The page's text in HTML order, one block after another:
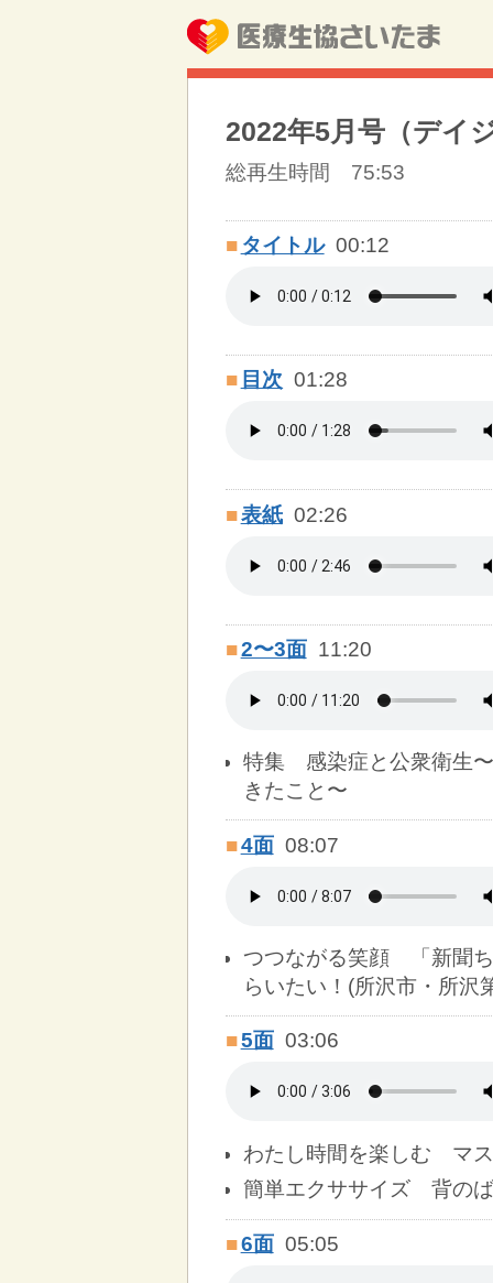
2022年5月号（デイ
総再生時間 75:53
■ タイトル 00:12
■ 目次 01:28
■表紙 02:26
■2〜3面 11:20
特集 感染症と公衆衛生
きたこと〜
■4面 08:07
つつながる笑顔 「新聞
らいたい！(所沢市・所沢
■5面 03:06
わたし時間を楽しむ マ
簡単エクササイズ 背の
■6面 05:05